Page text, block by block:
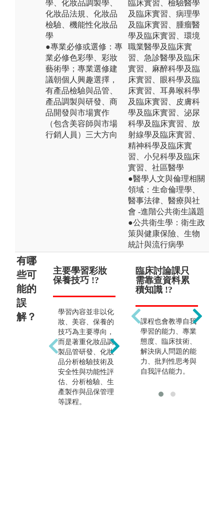
學、化妝品調製學、
化妝品法規、化妝品
檢驗、機能性化妝品
學
●專業必修或選修：專
業必修色彩學、彩妝
藝術學；專業選修建
議朝個人興趣選擇，
有產品檢驗與品管、
產品調製與研發、商
品開發與市場實作
（包含美容師與市場
行銷人員）三大方向
臨床實習、檢驗醫學
及臨床實習、病理學
及臨床實習、腫瘤醫
學及臨床實習、環境
職業醫學及臨床實
習、急診醫學及臨床
實習、麻醉科學及臨
床實習、眼科學及臨
床實習、耳鼻喉科學
及臨床實習、皮膚科
學及臨床實習、泌尿
科學及臨床實習、放
射線學及臨床實習、
精神科學及臨床實
習、小兒科學及臨床
實習、社區醫學
●醫學人文與倫理相關
領域：生命倫理學、
醫事法律、醫療與社
會 -進階公共衛生議題
●公共衛生學：衛生政
策與健康保險、生物
統計與流行病學
有哪
些可
能的
誤
解？
主要學習彩妝
保養技巧 !?
學習內容並非以化
妝、美容、保養的
技巧為主要導向，
而是著重化妝品調
製品管研發、化妝
品分析檢驗技術及
安全性與功能性評
估、分析檢驗、生
產製作與品保管理
等課程。
能馬上進入實
驗室實作 !?
學生對於親手調製
化妝品有一定的嚮
往，但並非入學後
即可馬上進入實驗
室實作。調製實驗
需先具備化妝品材
料學、化妝品學原
礎知識，所以需待
臨床討論課只
需靠查資料累
積知識 !?
課程也會教導自我
學習的能力、專業
態度、臨床技術、
解決病人問題的能
力、批判性思考與
自我評估能力。